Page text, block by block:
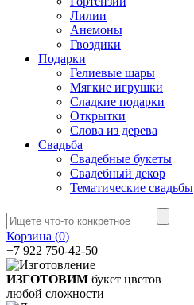
Лилии
Анемоны
Гвоздики
Подарки
Гелиевые шары
Мягкие игрушки
Сладкие подарки
Открытки
Слова из дерева
Свадьба
Свадебные букеты
Свадебный декор
Тематические свадьбы
Корзина (0)
+7 922 750-42-50
ИЗГОТОВИМ букет цветов
любой сложности